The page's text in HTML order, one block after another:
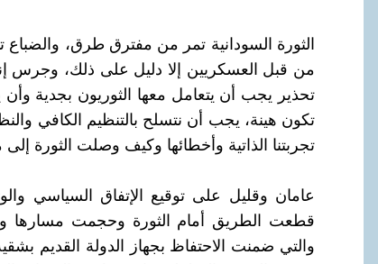
الثورة السودانية تمر من مفترق طرق، والضباع
من قبل العسكريين إلا دليل على ذلك، وجرس
تحذير يجب أن يتعامل معها الثوريون بجدية
تكون هينة، يجب أن نتسلح بالتنظيم الكافي
تجربتنا الذاتية وأخطائها وكيف وصلت الثورة إلى
عامان وقليل على توقيع الإتفاق السياسي
قطعت الطريق أمام الثورة وحجمت مسارها
والتي ضمنت الاحتفاظ بجهاز الدولة القديم